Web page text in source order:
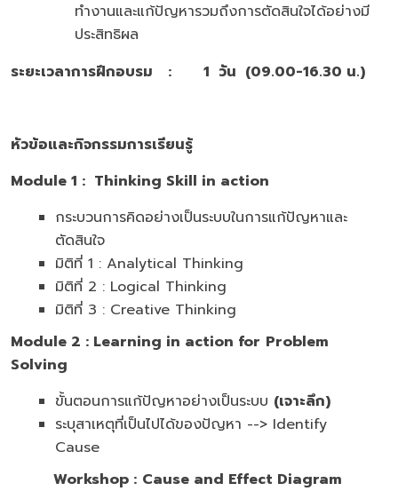
ทำงานและแก้ปัญหารวมถึงการตัดสินใจได้อย่างมี
ประสิทธิผล
ระยะเวลาการฝึกอบรม
: 1 วัน (09.00-16.30 น.)
หัวข้อและกิจกรรมการเรียนรู้
Module 1 : Thinking Skill in action
กระบวนการคิดอย่างเป็นระบบในการแก้ปัญหาและ
ตัดสินใจ
มิติที่ 1 : Analytical Thinking
มิติที่ 2 : Logical Thinking
มิติที่ 3 : Creative Thinking
Module 2 : Learning in action for Problem
Solving
ขั้นตอนการแก้ปัญหาอย่างเป็นระบบ (เจาะลึก)
ระบุสาเหตุที่เป็นไปได้ของปัญหา --> Identify
Cause
Workshop : Cause and Effect Diagram